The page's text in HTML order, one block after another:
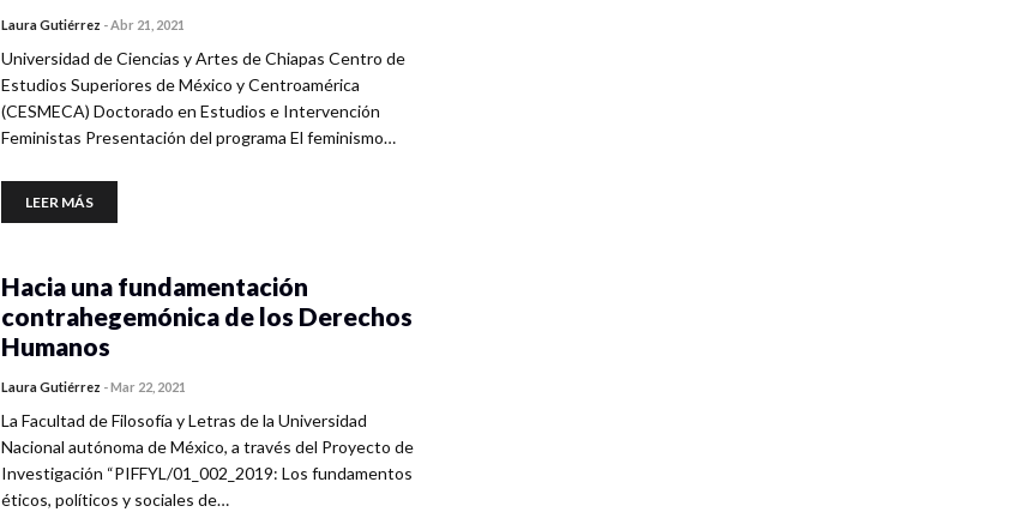
Laura Gutiérrez -Abr 21, 2021
Universidad de Ciencias y Artes de Chiapas Centro de
Estudios Superiores de México y Centroamérica
(CESMECA) Doctorado en Estudios e Intervención
Feministas Presentación del programa El feminismo…
LEER MÁS
Hacia una fundamentación
contrahegemónica de los Derechos
Humanos
Laura Gutiérrez -Mar 22, 2021
La Facultad de Filosofía y Letras de la Universidad
Nacional autónoma de México, a través del Proyecto de
Investigación “PIFFYL/01_002_2019: Los fundamentos
éticos, políticos y sociales de…